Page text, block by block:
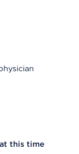
this time